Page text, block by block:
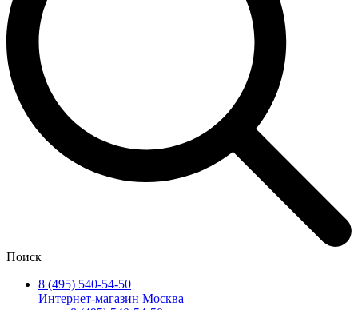
Поиск
8 (495) 540-54-50
Интернет-магазин Москва